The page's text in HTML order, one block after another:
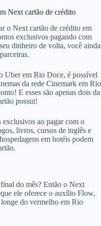
Next cartão de crédito
o Next cartão de crédito em
exclusivos pagando com
dinheiro de volta, você ainda
Uber em Rio Doce, é possível
da rede Cinemark em Rio
E esses são apenas dois da
possui!
exclusivos ao pagar com o
livros, cursos de inglês e
em hotéis podem
do mês? Então o Next
ele oferece o auxílio Flow,
do vermelho em Rio